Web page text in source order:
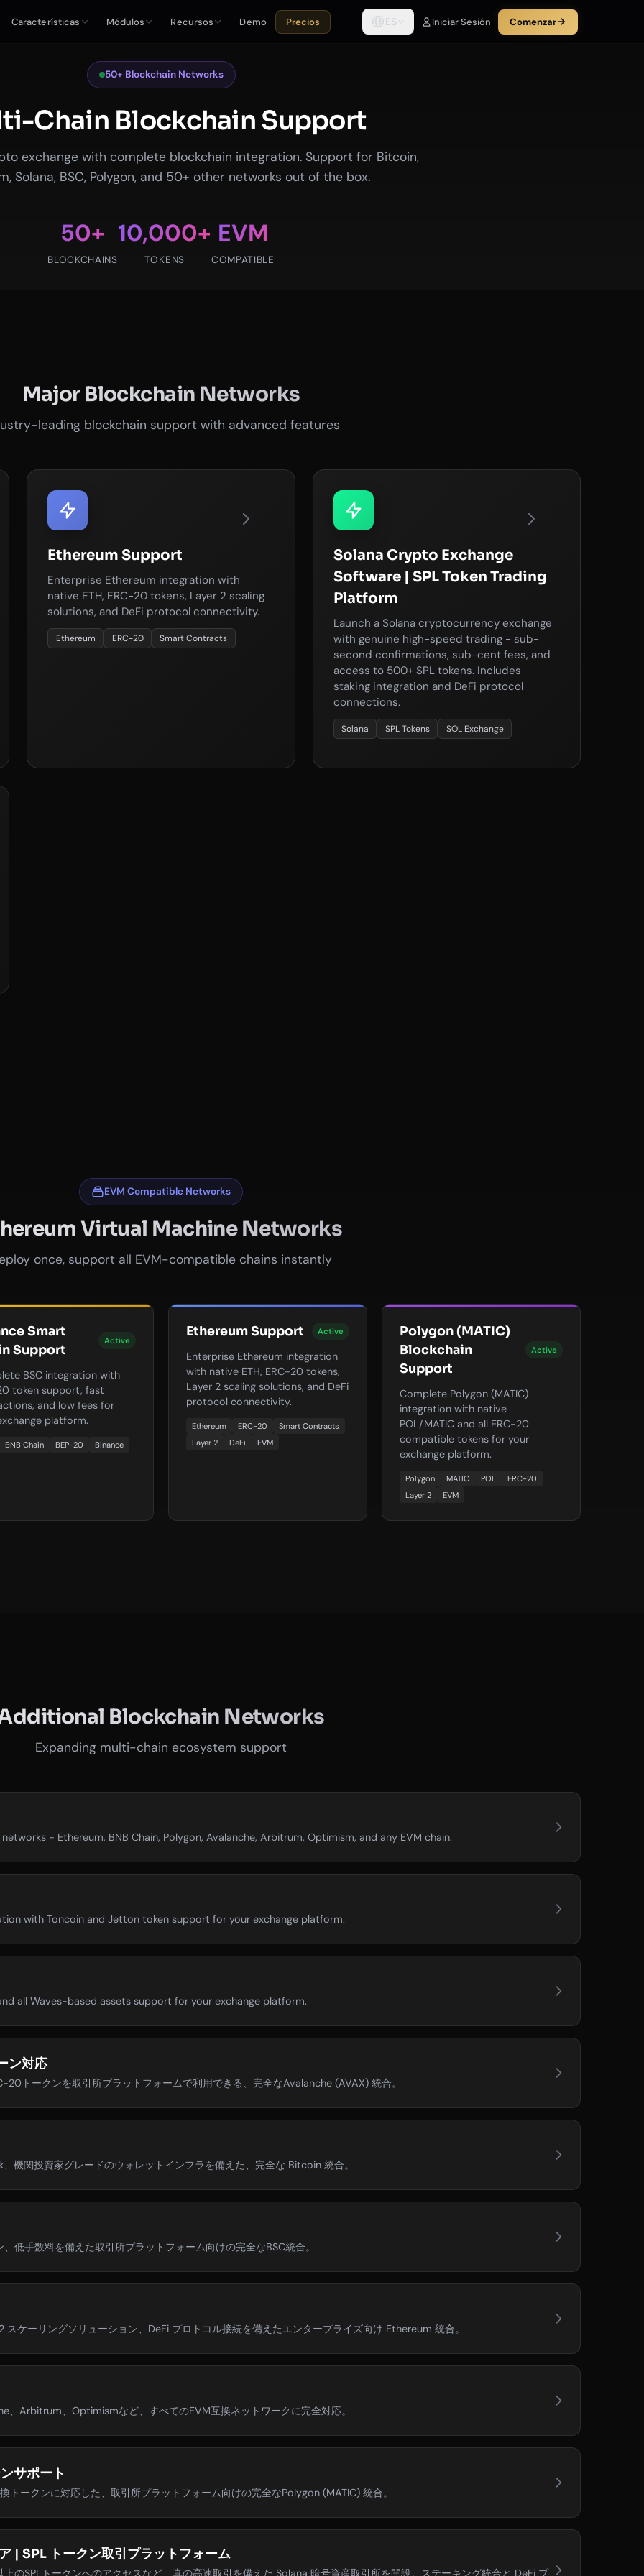
Características Módulos Recursos Demo Precios ES Iniciar Sesión Comenzar
50+ Blockchain Networks
Chain Blockchain Support
exchange with complete blockchain integration. Support for Bitcoin,
Solana, BSC, Polygon, and 50+ other networks out of the box.
50+
BLOCKCHAINS
10,000+
TOKENS
EVM
COMPATIBLE
Major Blockchain Networks
leading blockchain support with advanced features
Ethereum Support
Enterprise Ethereum integration with
native ETH, ERC-20 tokens, Layer 2 scaling
solutions, and DeFi protocol connectivity.
Ethereum ERC-20 Smart Contracts
Solana Crypto Exchange
Software | SPL Token Trading
Platform
Launch a Solana cryptocurrency exchange
with genuine high-speed trading - sub-
second confirmations, sub-cent fees, and
access to 500+ SPL tokens. Includes
staking integration and DeFi protocol
connections.
Solana SPL Tokens SOL Exchange
EVM Compatible Networks
Virtual Machine Networks
once, support all EVM-compatible chains instantly
Smart
Support
Active
BSC integration with
token support, fast
and low fees for
platform.
BNB Chain BEP-20 Binance
Ethereum Support Active
Enterprise Ethereum integration
with native ETH, ERC-20 tokens,
Layer 2 scaling solutions, and DeFi
protocol connectivity.
Ethereum ERC-20
Smart Contracts
Layer 2
DeFi EVM
Polygon (MATIC)
Blockchain
Support
Active
Complete Polygon (MATIC)
integration with native
POL/MATIC and all ERC-20
compatible tokens for your
exchange platform.
Polygon MATIC POL
ERC-20
Layer 2
EVM
Blockchain Networks
Expanding multi-chain ecosystem support
- Ethereum, BNB Chain, Polygon, Avalanche, Arbitrum, Optimism, and any EVM chain.
with Toncoin and Jetton token support for your exchange platform.
all Waves-based assets support for your exchange platform.
ン対応
トークンを取引所プラットフォームで利用できる、完全なAvalanche (AVAX) 統合。
機関投資家グレードのウォレットインフラを備えた、完全な Bitcoin 統合。
低手数料を備えた取引所プラットフォーム向けの完全なBSC統合。
ケーリングソリューション、DeFi プロトコル接続を備えたエンタープライズ向け Ethereum 統合。
Arbitrum、Optimismなど、すべてのEVM互換ネットワークに完全対応。
サポート
ークンに対応した、取引所プラットフォーム向けの完全なPolygon (MATIC) 統合。
| SPL トークン取引プラットフォーム
のSPLトークンへのアクセスなど、真の高速取引を備えた Solana 暗号資産取引所を開設。ステーキング統合と DeFi プ